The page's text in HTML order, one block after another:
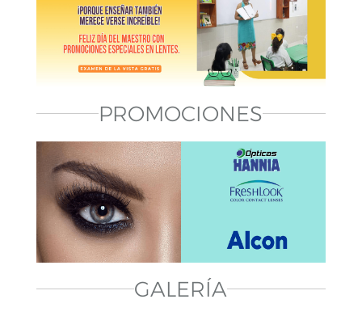
Cancún, Quintana Roo
Sucursal Villas del Mar: Av. Kabah Esq. con
Av. Tules, Local E-15 Int. Multiplaza Villas
del Mar
Chetumal, Quintana Roo
Sucursal Centro: Av. Juarez No. 95 Planta
Baja, entre Av. Plutarco Elias Calles y Calle
Ignacio Zaragoza
Chetumal, Quintana Roo
PROMOCIONES
GALERÍA